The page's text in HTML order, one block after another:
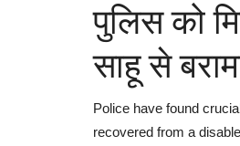
पुलिस को
साहू से
Police have found
recovered from a